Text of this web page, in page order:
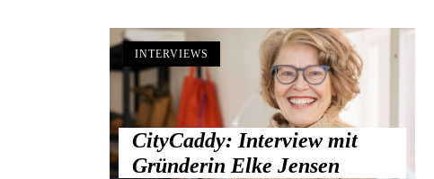
CityCaddy: Interview mit
Gründerin Elke Jensen
INTERVIEWS